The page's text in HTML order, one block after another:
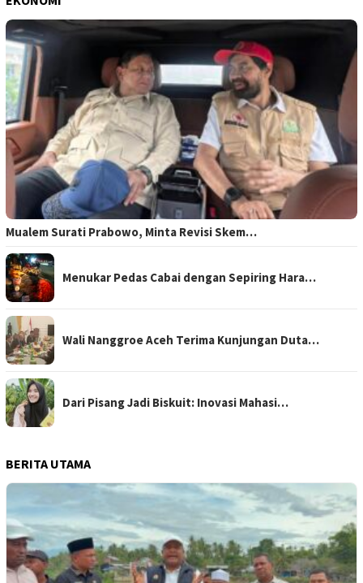
Mualem Surati Prabowo, Minta Revisi Skem…
Menukar Pedas Cabai dengan Sepiring Hara…
Wali Nanggroe Aceh Terima Kunjungan Duta…
Dari Pisang Jadi Biskuit: Inovasi Mahasi…
BERITA UTAMA